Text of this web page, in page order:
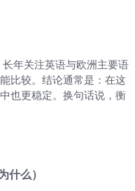
年关注英语与欧洲主要语
比较。结论通常是：在这
也更稳定。换句话说，衡
什么）